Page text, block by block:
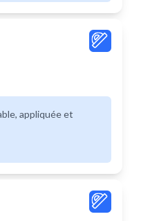
appliquée et